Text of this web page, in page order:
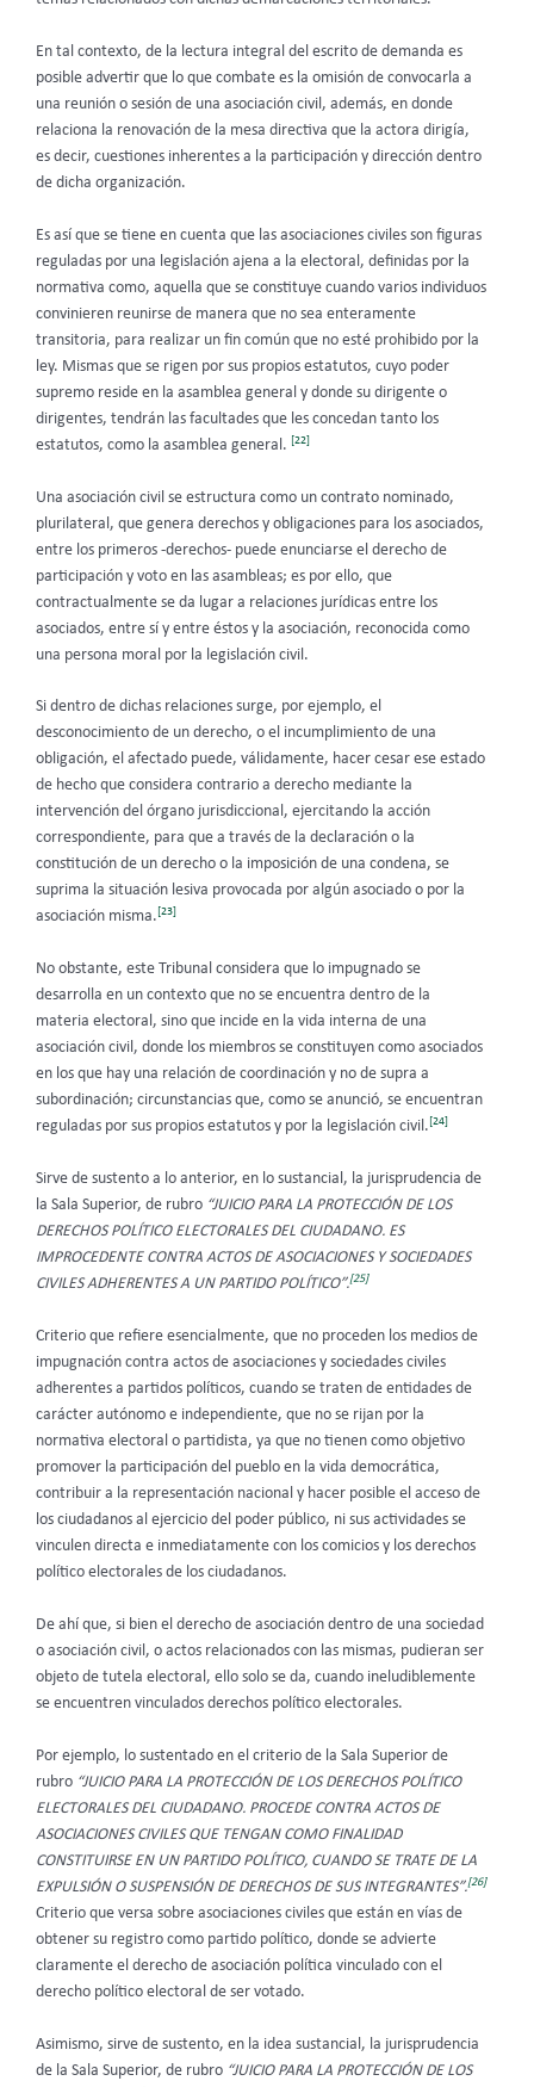
En tal contexto, de la lectura integral del escrito de demanda es
posible advertir que lo que combate es la omisión de convocarla a
una reunión o sesión de una asociación civil, además, en donde
relaciona la renovación de la mesa directiva que la actora dirigía,
es decir, cuestiones inherentes a la participación y dirección dentro
de dicha organización.
Es así que se tiene en cuenta que las asociaciones civiles son figuras
reguladas por una legislación ajena a la electoral, definidas por la
normativa como, aquella que se constituye cuando varios individuos
convinieren reunirse de manera que no sea enteramente
transitoria, para realizar un fin común que no esté prohibido por la
ley. Mismas que se rigen por sus propios estatutos, cuyo poder
supremo reside en la asamblea general y donde su dirigente o
dirigentes, tendrán las facultades que les concedan tanto los
estatutos, como la asamblea general. [22]
Una asociación civil se estructura como un contrato nominado,
plurilateral, que genera derechos y obligaciones para los asociados,
entre los primeros -derechos- puede enunciarse el derecho de
participación y voto en las asambleas; es por ello, que
contractualmente se da lugar a relaciones jurídicas entre los
asociados, entre sí y entre éstos y la asociación, reconocida como
una persona moral por la legislación civil.
Si dentro de dichas relaciones surge, por ejemplo, el
desconocimiento de un derecho, o el incumplimiento de una
obligación, el afectado puede, válidamente, hacer cesar ese estado
de hecho que considera contrario a derecho mediante la
intervención del órgano jurisdiccional, ejercitando la acción
correspondiente, para que a través de la declaración o la
constitución de un derecho o la imposición de una condena, se
suprima la situación lesiva provocada por algún asociado o por la
asociación misma.[23]
No obstante, este Tribunal considera que lo impugnado se
desarrolla en un contexto que no se encuentra dentro de la
materia electoral, sino que incide en la vida interna de una
asociación civil, donde los miembros se constituyen como asociados
en los que hay una relación de coordinación y no de supra a
subordinación; circunstancias que, como se anunció, se encuentran
reguladas por sus propios estatutos y por la legislación civil.[24]
Sirve de sustento a lo anterior, en lo sustancial, la jurisprudencia de
la Sala Superior, de rubro “JUICIO PARA LA PROTECCIÓN DE LOS
DERECHOS POLÍTICO ELECTORALES DEL CIUDADANO. ES
IMPROCEDENTE CONTRA ACTOS DE ASOCIACIONES Y SOCIEDADES
CIVILES ADHERENTES A UN PARTIDO POLÍTICO”.[25]
Criterio que refiere esencialmente, que no proceden los medios de
impugnación contra actos de asociaciones y sociedades civiles
adherentes a partidos políticos, cuando se traten de entidades de
carácter autónomo e independiente, que no se rijan por la
normativa electoral o partidista, ya que no tienen como objetivo
promover la participación del pueblo en la vida democrática,
contribuir a la representación nacional y hacer posible el acceso de
los ciudadanos al ejercicio del poder público, ni sus actividades se
vinculen directa e inmediatamente con los comicios y los derechos
político electorales de los ciudadanos.
De ahí que, si bien el derecho de asociación dentro de una sociedad
o asociación civil, o actos relacionados con las mismas, pudieran ser
objeto de tutela electoral, ello solo se da, cuando ineludiblemente
se encuentren vinculados derechos político electorales.
Por ejemplo, lo sustentado en el criterio de la Sala Superior de
rubro “JUICIO PARA LA PROTECCIÓN DE LOS DERECHOS POLÍTICO
ELECTORALES DEL CIUDADANO. PROCEDE CONTRA ACTOS DE
ASOCIACIONES CIVILES QUE TENGAN COMO FINALIDAD
CONSTITUIRSE EN UN PARTIDO POLÍTICO, CUANDO SE TRATE DE LA
EXPULSIÓN O SUSPENSIÓN DE DERECHOS DE SUS INTEGRANTES”.[26]
Criterio que versa sobre asociaciones civiles que están en vías de
obtener su registro como partido político, donde se advierte
claramente el derecho de asociación política vinculado con el
derecho político electoral de ser votado.
Asimismo, sirve de sustento, en la idea sustancial, la jurisprudencia
de la Sala Superior, de rubro “JUICIO PARA LA PROTECCIÓN DE LOS